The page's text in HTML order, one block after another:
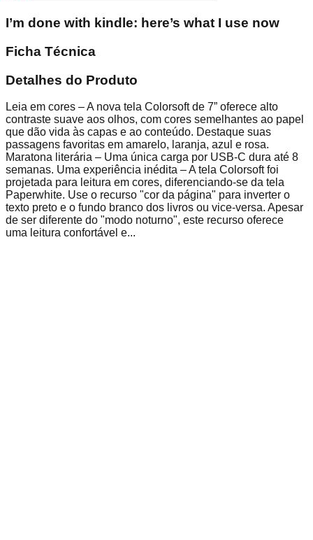
I’m done with kindle: here’s what I use now
Ficha Técnica
Detalhes do Produto
Leia em cores – A nova tela Colorsoft de 7” oferece alto
contraste suave aos olhos, com cores semelhantes ao papel
que dão vida às capas e ao conteúdo. Destaque suas
passagens favoritas em amarelo, laranja, azul e rosa.
Maratona literária – Uma única carga por USB-C dura até 8
semanas. Uma experiência inédita – A tela Colorsoft foi
projetada para leitura em cores, diferenciando-se da tela
Paperwhite. Use o recurso "cor da página" para inverter o
texto preto e o fundo branco dos livros ou vice-versa. Apesar
de ser diferente do "modo noturno", este recurso oferece
uma leitura confortável e...